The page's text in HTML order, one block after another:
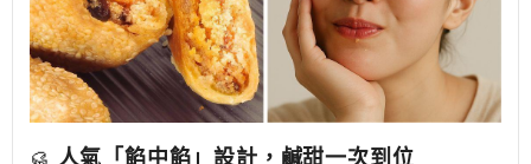
🥮 人氣「餡中餡」設計，鹹甜一次到位